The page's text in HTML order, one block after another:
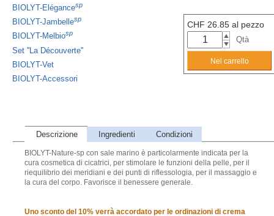
BIOLYT-Elégancesp
BIOLYT-Jambellesp
BIOLYT-Melbiosp
Set ''La Découverte''
BIOLYT-Vet
BIOLYT-Accessori
CHF 26.85 al pezzo
Qtà
Descrizione Ingredienti Condizioni
BIOLYT-Nature-sp con sale marino è particolarmente indicata per la
cura cosmetica di cicatrici, per stimolare le funzioni della pelle, per il
riequilibrio dei meridiani e dei punti di riflessologia, per il massaggio e
la cura del corpo. Favorisce il benessere generale.
Uno sconto del 10% verrà accordato per le ordinazioni di crema